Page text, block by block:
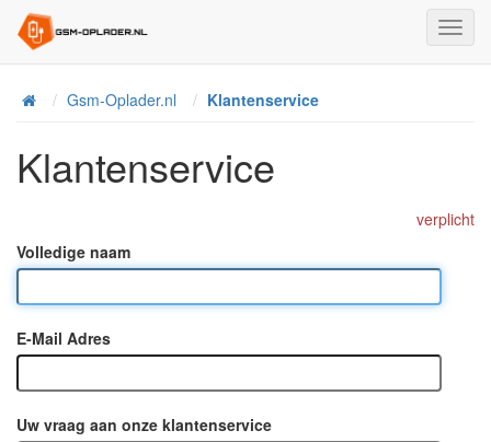
HomeGsm-Oplader.nl Klantenservice
Klantenservice
verplicht
Volledige naam
E-Mail Adres
Uw vraag aan onze klantenservice